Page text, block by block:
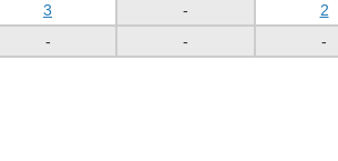
3 -
2
- -
-